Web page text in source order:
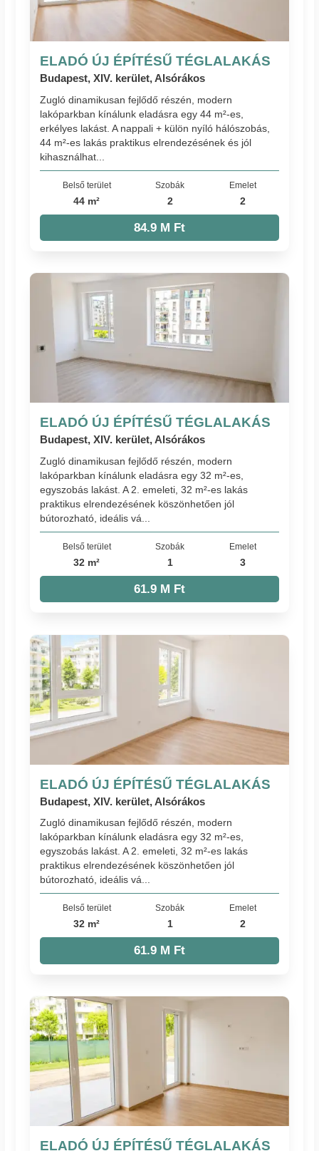
ELADÓ ÚJ ÉPÍTÉSŰ TÉGLALAKÁS
Budapest, XIV. kerület, Alsórákos
Zugló dinamikusan fejlődő részén, modern
lakóparkban kínálunk eladásra egy 44 m²-es,
erkélyes lakást. A nappali + külön nyíló hálószobás,
44 m²-es lakás praktikus elrendezésének és jól
kihasználhat...
Belső terület
44 m²
Szobák
2
Emelet
2
84.9 M Ft
ELADÓ ÚJ ÉPÍTÉSŰ TÉGLALAKÁS
Budapest, XIV. kerület, Alsórákos
Zugló dinamikusan fejlődő részén, modern
lakóparkban kínálunk eladásra egy 32 m²-es,
egyszobás lakást. A 2. emeleti, 32 m²-es lakás
praktikus elrendezésének köszönhetően jól
bútorozható, ideális vá...
Belső terület
32 m²
Szobák
1
Emelet
3
61.9 M Ft
ELADÓ ÚJ ÉPÍTÉSŰ TÉGLALAKÁS
Budapest, XIV. kerület, Alsórákos
Zugló dinamikusan fejlődő részén, modern
lakóparkban kínálunk eladásra egy 32 m²-es,
egyszobás lakást. A 2. emeleti, 32 m²-es lakás
praktikus elrendezésének köszönhetően jól
bútorozható, ideális vá...
Belső terület
32 m²
Szobák
1
Emelet
2
61.9 M Ft
ELADÓ ÚJ ÉPÍTÉSŰ TÉGLALAKÁS